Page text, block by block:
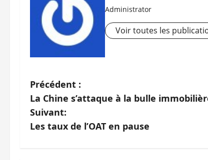
Administrator
Voir toutes les
N
a
v
Précédent :
La Chine s’attaque à la bulle
Suivant:
Les taux de l’OAT en pause